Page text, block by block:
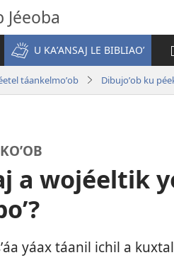
Jéeoba
U KAʼANSAJ LE BIBLIAOʼ
táankelmoʼob Dibujoʼob ku
a wojéeltik
yáax táanil ichil a